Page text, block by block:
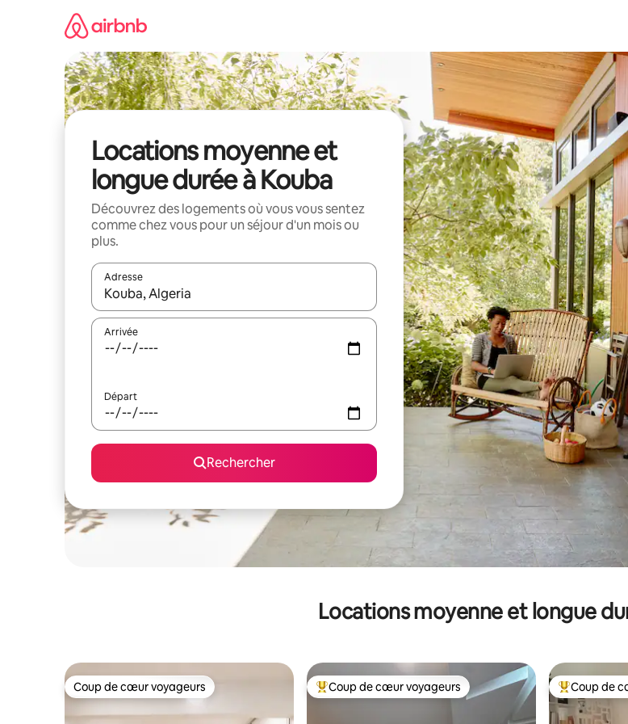
Locations moyenne et
longue durée à Kouba
Découvrez des logements où vous vous sentez
comme chez vous pour un séjour d'un mois ou
plus.
Adresse
Lorsque les résultats s'affichent, utilisez les flèches vers le haut et vers le bas pour les parcourir ou
Arrivée
Départ
Rechercher
Locations moyenne et longue
Coup de cœur voyageurs
Coup de cœur voyageurs Coups de cœur voyageurs les plus appréciés
Coup de cœur voyageurs Coups de
Coup de